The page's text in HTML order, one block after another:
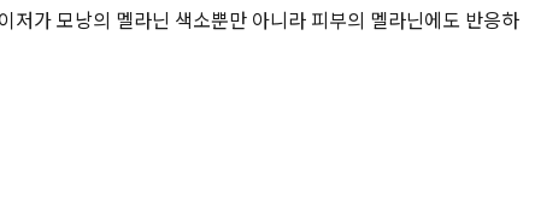
가 모낭의 멜라닌 색소뿐만 아니라 피부의 멜라닌에도 반응하